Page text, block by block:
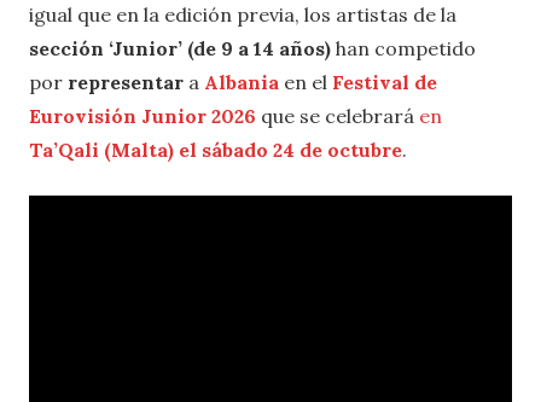
igual que en la edición previa, los artistas de la
sección ‘Junior’ (de 9 a 14 años) han competido
por representar a Albania en el Festival de
Eurovisión Junior 2026 que se celebrará en
Ta’Qali (Malta) el sábado 24 de octubre.